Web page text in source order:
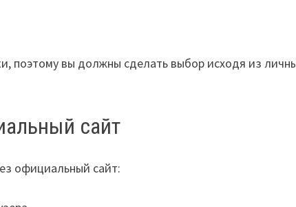
поэтому вы должны сделать выбор исходя из
сайт
официальный сайт: